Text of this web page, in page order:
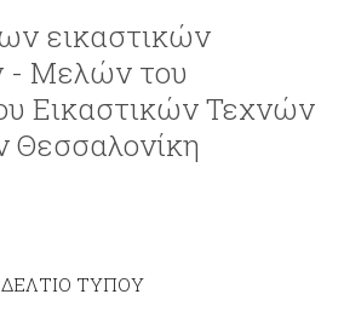
εικαστικών
- Μελών του
Εικαστικών Τεχνών
Θεσσαλονίκη
ΔΕΛΤΙΟ ΤΥΠΟΥ